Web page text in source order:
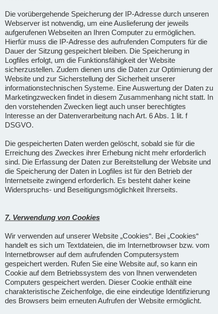
Die vorübergehende Speicherung der IP-Adresse durch unseren
Webserver ist notwendig, um eine Auslieferung der jeweils
aufgerufenen Webseiten an Ihren Computer zu ermöglichen.
Hierfür muss die IP-Adresse des aufrufenden Computers für die
Dauer der Sitzung gespeichert bleiben. Die Speicherung in
Logfiles erfolgt, um die Funktionsfähigkeit der Website
sicherzustellen. Zudem dienen uns die Daten zur Optimierung der
Website und zur Sicherstellung der Sicherheit unserer
informationstechnischen Systeme. Eine Auswertung der Daten zu
Marketingzwecken findet in diesem Zusammenhang nicht statt. In
den vorstehenden Zwecken liegt auch unser berechtigtes
Interesse an der Datenverarbeitung nach Art. 6 Abs. 1 lit. f
DSGVO.
Die gespeicherten Daten werden gelöscht, sobald sie für die
Erreichung des Zweckes ihrer Erhebung nicht mehr erforderlich
sind. Die Erfassung der Daten zur Bereitstellung der Website und
die Speicherung der Daten in Logfiles ist für den Betrieb der
Internetseite zwingend erforderlich. Es besteht daher keine
Widerspruchs- und Beseitigungsmöglichkeit Ihrerseits.
7. Verwendung von Cookies
Wir verwenden auf unserer Website „Cookies“. Bei „Cookies“
handelt es sich um Textdateien, die im Internetbrowser bzw. vom
Internetbrowser auf dem aufrufenden Computersystem
gespeichert werden. Rufen Sie eine Website auf, so kann ein
Cookie auf dem Betriebssystem des von Ihnen verwendeten
Computers gespeichert werden. Dieser Cookie enthält eine
charakteristische Zeichenfolge, die eine eindeutige Identifizierung
des Browsers beim erneuten Aufrufen der Website ermöglicht.